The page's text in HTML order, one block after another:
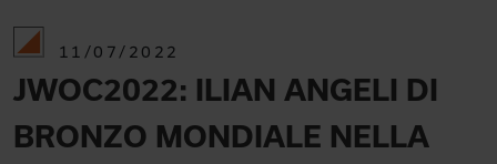
11/07/2022
JWOC2022: ILIAN ANGELI DI
BRONZO MONDIALE NELLA